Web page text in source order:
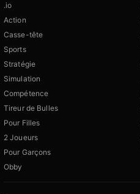
.io
Action
Casse-tête
Sports
Stratégie
Simulation
Compétence
Tireur de Bulles
Pour Filles
2 Joueurs
Pour Garçons
Obby